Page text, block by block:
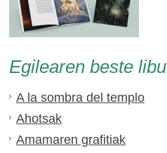
Egilearen beste
A la sombra del templo
Ahotsak
Amamaren grafitiak